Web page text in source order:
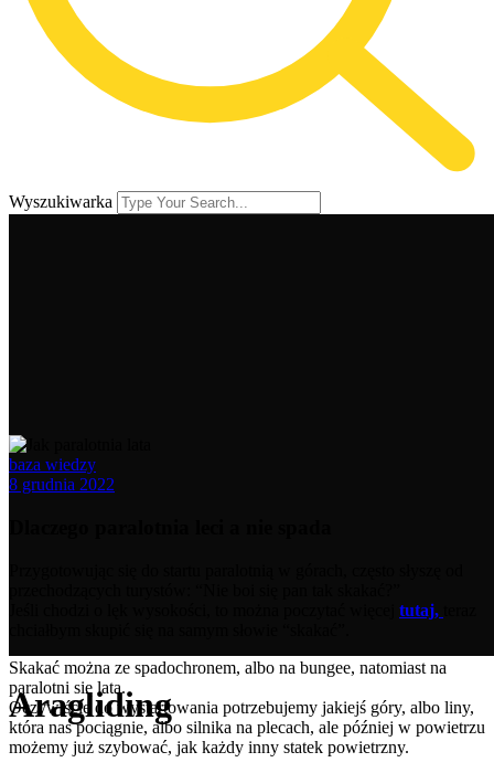
Wyszukiwarka
Aragliding
baza wiedzy
8 grudnia 2022
tutaj,
Skakać można ze spadochronem, albo na bungee, natomiast na
paralotni się lata.
Oczywiście do wystartowania potrzebujemy jakiejś góry, albo liny,
która nas pociągnie, albo silnika na plecach, ale później w powietrzu
możemy już szybować, jak każdy inny statek powietrzny.